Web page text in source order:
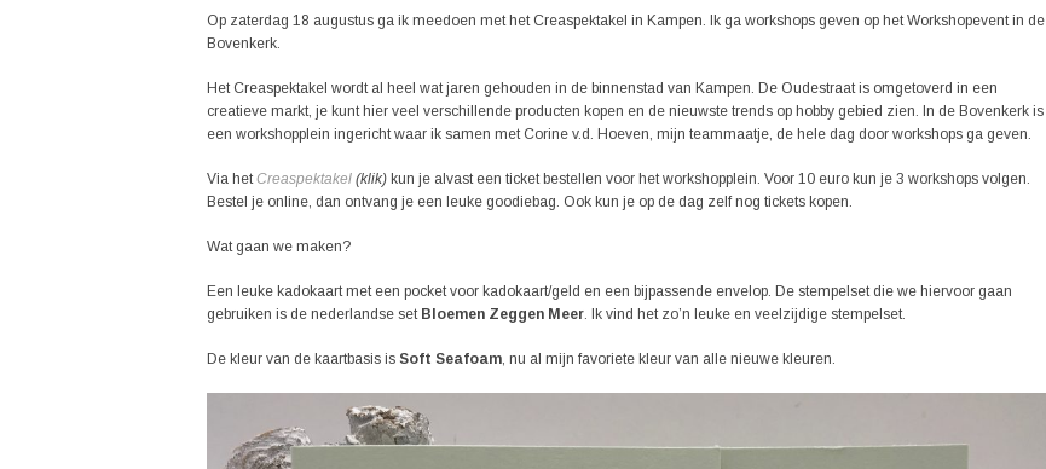
Op zaterdag 18 augustus ga ik meedoen met het Creaspektakel in Kampen. Ik ga workshops geven op het Workshopevent in de
Bovenkerk.
Het Creaspektakel wordt al heel wat jaren gehouden in de binnenstad van Kampen. De Oudestraat is omgetoverd in een
creatieve markt, je kunt hier veel verschillende producten kopen en de nieuwste trends op hobby gebied zien. In de Bovenkerk is
een workshopplein ingericht waar ik samen met Corine v.d. Hoeven, mijn teammaatje, de hele dag door workshops ga geven.
Via hetCreaspektakel(klik) kun je alvast een ticket bestellen voor het workshopplein. Voor 10 euro kun je 3 workshops volgen.
Bestel je online, dan ontvang je een leuke goodiebag. Ook kun je op de dag zelf nog tickets kopen.
Wat gaan we maken?
Een leuke kadokaart met een pocket voor kadokaart/geld en een bijpassende envelop. De stempelset die we hiervoor gaan
gebruiken is de nederlandse set Bloemen Zeggen Meer. Ik vind het zo’n leuke en veelzijdige stempelset.
De kleur van de kaartbasis is Soft Seafoam, nu al mijn favoriete kleur van alle nieuwe kleuren.